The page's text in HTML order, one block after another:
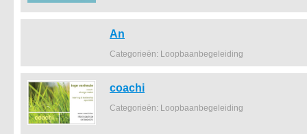
An
Categorieën: Loopbaanbegeleiding
coachi
Categorieën: Loopbaanbegeleiding